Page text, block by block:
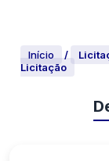
Início /
Licitação